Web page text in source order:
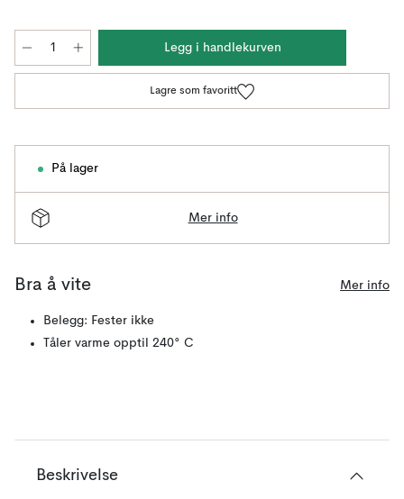
Legg i handlekurven
Lagre som favoritt
På lager
Mer info
Bra å vite Mer info
Belegg: Fester ikke
Tåler varme opptil 240° C
Beskrivelse